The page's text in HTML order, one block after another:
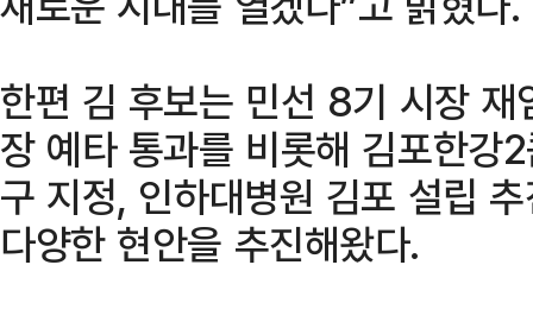
한편 김 후보는 민선 8기 시장
장 예타 통과를 비롯해 김포한강
구 지정, 인하대병원 김포 설립
다양한 현안을 추진해왔다.